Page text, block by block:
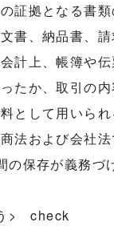
証拠となる書類
書、納品書、
計上、帳簿や
たか、取引の
として用いら
法および会社
保存が義務づ
> check